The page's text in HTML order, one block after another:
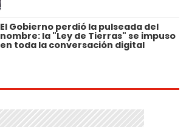
El Gobierno perdió la pulseada del
nombre: la "Ley de Tierras" se impuso
en toda la conversación digital